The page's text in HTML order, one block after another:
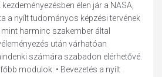
élen jár a NASA,
a nyílt tudományos képzési tervének
harminc szakember által
után várhatóan
számára szabadon elérhetővé.
modulok: • Bevezetés a nyílt